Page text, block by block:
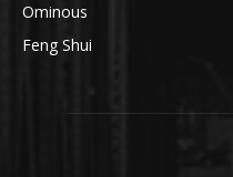
Ominous
Feng Shui